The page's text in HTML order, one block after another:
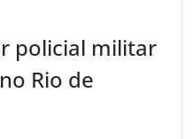
policial militar
Rio de